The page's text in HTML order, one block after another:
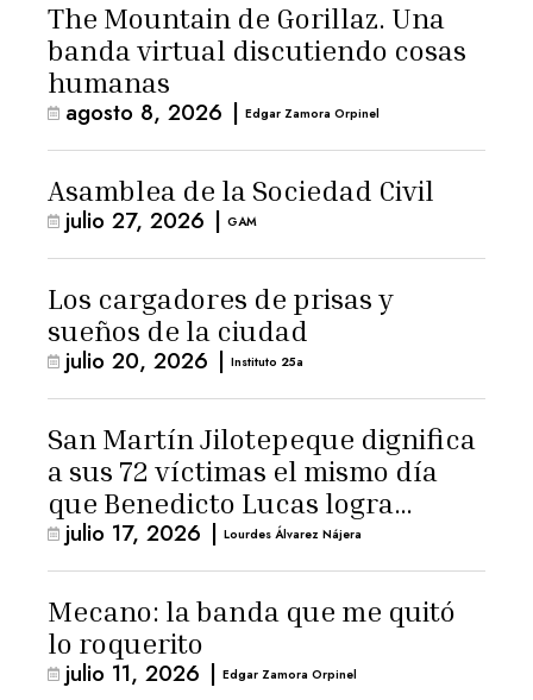
The Mountain de Gorillaz. Una
banda virtual discutiendo cosas
humanas
agosto 8, 2026 | Edgar Zamora Orpinel
Asamblea de la Sociedad Civil
julio 27, 2026 | GAM
Los cargadores de prisas y
sueños de la ciudad
julio 20, 2026 | Instituto 25a
San Martín Jilotepeque dignifica
a sus 72 víctimas el mismo día
que Benedicto Lucas logra
arresto domiciliario
julio 17, 2026 | Lourdes Álvarez Nájera
Mecano: la banda que me quitó
lo roquerito
julio 11, 2026 | Edgar Zamora Orpinel